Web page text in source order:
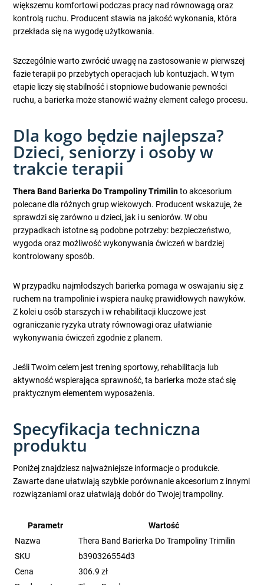
większemu komfortowi podczas pracy nad równowagą oraz
kontrolą ruchu. Producent stawia na jakość wykonania, która
przekłada się na wygodę użytkowania.
Szczególnie warto zwrócić uwagę na zastosowanie w pierwszej
fazie terapii po przebytych operacjach lub kontuzjach. W tym
etapie liczy się stabilność i stopniowe budowanie pewności
ruchu, a barierka może stanowić ważny element całego procesu.
Dla kogo będzie najlepsza?
Dzieci, seniorzy i osoby w
trakcie terapii
Thera Band Barierka Do Trampoliny Trimilinto akcesorium
polecane dla różnych grup wiekowych. Producent wskazuje, że
sprawdzi się zarówno u dzieci, jak i u seniorów. W obu
przypadkach istotne są podobne potrzeby: bezpieczeństwo,
wygoda oraz możliwość wykonywania ćwiczeń w bardziej
kontrolowany sposób.
W przypadku najmłodszych barierka pomaga w oswajaniu się z
ruchem na trampolinie i wspiera naukę prawidłowych nawyków.
Z kolei u osób starszych i w rehabilitacji kluczowe jest
ograniczanie ryzyka utraty równowagi oraz ułatwianie
wykonywania ćwiczeń zgodnie z planem.
Jeśli Twoim celem jest trening sportowy, rehabilitacja lub
aktywność wspierająca sprawność, ta barierka może stać się
praktycznym elementem wyposażenia.
Specyfikacja techniczna
produktu
Poniżej znajdziesz najważniejsze informacje o produkcie.
Zawarte dane ułatwiają szybkie porównanie akcesorium z innymi
rozwiązaniami oraz ułatwiają dobór do Twojej trampoliny.
Parametr
Wartość
Nazwa
Thera Band Barierka Do Trampoliny Trimilin
SKU
b390326554d3
Cena
306.9 zł